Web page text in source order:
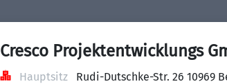
Cresco Projektentwicklungs
Hauptsitz
Rudi-Dutschke-Str. 26 10969